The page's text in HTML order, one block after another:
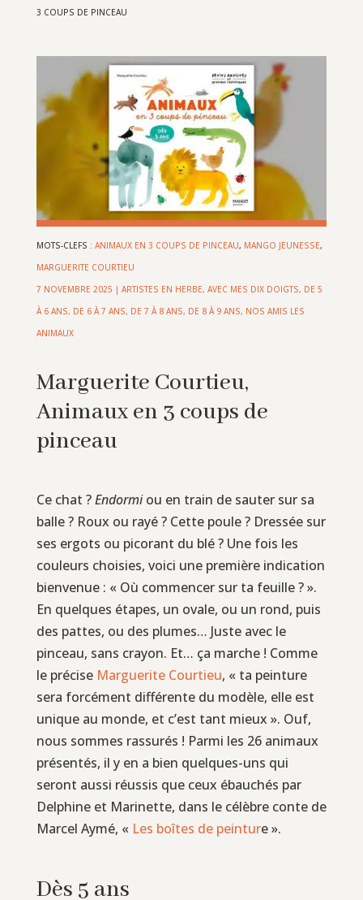
3 COUPS DE PINCEAU
MOTS-CLEFS : ANIMAUX EN 3 COUPS DE PINCEAU, MANGO JEUNESSE,
MARGUERITE COURTIEU
7 NOVEMBRE 2025 | ARTISTES EN HERBE, AVEC MES DIX DOIGTS, DE 5
À 6 ANS, DE 6 À 7 ANS, DE 7 À 8 ANS, DE 8 À 9 ANS, NOS AMIS LES
ANIMAUX
Marguerite Courtieu,
Animaux en 3 coups de
pinceau
Ce chat ?Endormiou en train de sauter sur sa
balle ? Roux ou rayé ? Cette poule ? Dressée sur
ses ergots ou picorant du blé ? Une fois les
couleurs choisies, voici une première indication
bienvenue : « Où commencer sur ta feuille ? ».
En quelques étapes, un ovale, ou un rond, puis
des pattes, ou des plumes… Juste avec le
pinceau, sans crayon. Et… ça marche ! Comme
le précise Marguerite Courtieu, « ta peinture
sera forcément différente du modèle, elle est
unique au monde, et c’est tant mieux ». Ouf,
nous sommes rassurés ! Parmi les 26 animaux
présentés, il y en a bien quelques-uns qui
seront aussi réussis que ceux ébauchés par
Delphine et Marinette, dans le célèbre conte de
Marcel Aymé, « Les boîtes de peinture ».
Dès 5 ans